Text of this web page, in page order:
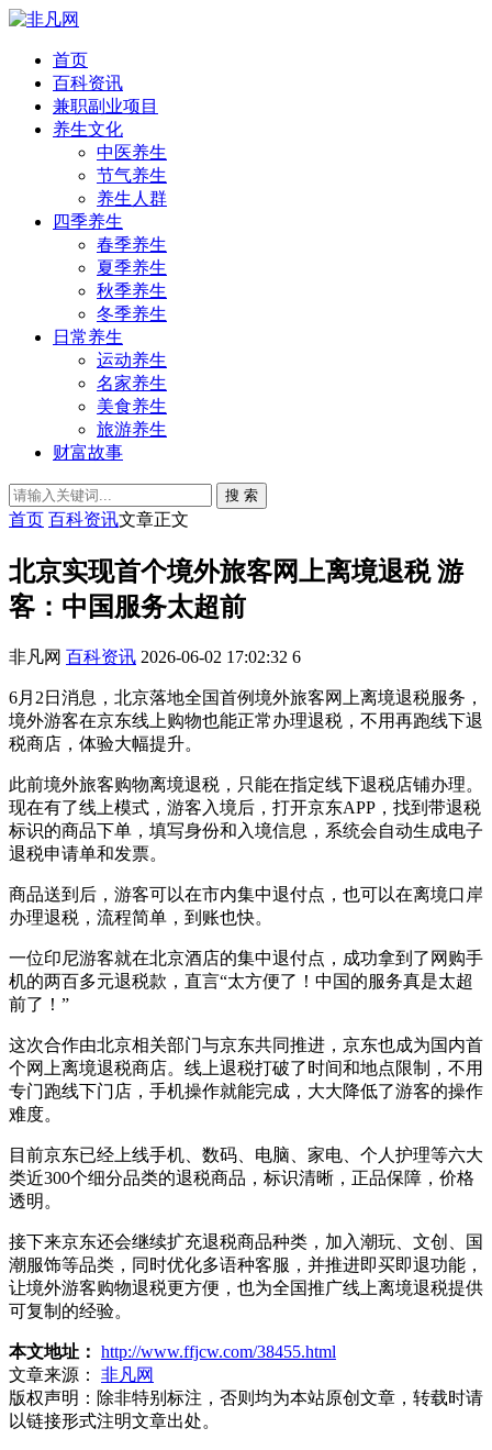
首页
百科资讯
兼职副业项目
养生文化
中医养生
节气养生
养生人群
四季养生
春季养生
夏季养生
秋季养生
冬季养生
日常养生
运动养生
名家养生
美食养生
旅游养生
财富故事
搜 索
首页 百科资讯文章正文
北京实现首个境外旅客网上离境退税 游
客：中国服务太超前
非凡网 百科资讯 2026-06-02 17:02:32 6
6月2日消息，北京落地全国首例境外旅客网上离境退税服务，
境外游客在京东线上购物也能正常办理退税，不用再跑线下退
税商店，体验大幅提升。
此前境外旅客购物离境退税，只能在指定线下退税店铺办理。
现在有了线上模式，游客入境后，打开京东APP，找到带退税
标识的商品下单，填写身份和入境信息，系统会自动生成电子
退税申请单和发票。
商品送到后，游客可以在市内集中退付点，也可以在离境口岸
办理退税，流程简单，到账也快。
一位印尼游客就在北京酒店的集中退付点，成功拿到了网购手
机的两百多元退税款，直言“太方便了！中国的服务真是太超
前了！”
这次合作由北京相关部门与京东共同推进，京东也成为国内首
个网上离境退税商店。线上退税打破了时间和地点限制，不用
专门跑线下门店，手机操作就能完成，大大降低了游客的操作
难度。
目前京东已经上线手机、数码、电脑、家电、个人护理等六大
类近300个细分品类的退税商品，标识清晰，正品保障，价格
透明。
接下来京东还会继续扩充退税商品种类，加入潮玩、文创、国
潮服饰等品类，同时优化多语种客服，并推进即买即退功能，
让境外游客购物退税更方便，也为全国推广线上离境退税提供
可复制的经验。
本文地址： http://www.ffjcw.com/38455.html
文章来源：
非凡网
版权声明： 除非特别标注，否则均为本站原创文章，转载时请
以链接形式注明文章出处。